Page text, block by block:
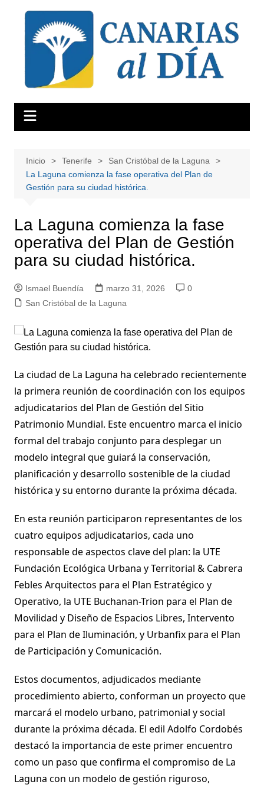
contenido
Inicio Tenerife
San Cristóbal de la Laguna
La Laguna comienza la fase operativa del Plan de
Gestión para su ciudad histórica.
La Laguna comienza la fase
operativa del Plan de Gestión
para su ciudad histórica.
Ismael Buendía marzo 31, 2026
0
San Cristóbal de la Laguna
La ciudad de La Laguna ha celebrado recientemente
la primera reunión de coordinación con los equipos
adjudicatarios del Plan de Gestión del Sitio
Patrimonio Mundial. Este encuentro marca el inicio
formal del trabajo conjunto para desplegar un
modelo integral que guiará la conservación,
planificación y desarrollo sostenible de la ciudad
histórica y su entorno durante la próxima década.
En esta reunión participaron representantes de los
cuatro equipos adjudicatarios, cada uno
responsable de aspectos clave del plan: la UTE
Fundación Ecológica Urbana y Territorial & Cabrera
Febles Arquitectos para el Plan Estratégico y
Operativo, la UTE Buchanan-Trion para el Plan de
Movilidad y Diseño de Espacios Libres, Intervento
para el Plan de Iluminación, y Urbanfix para el Plan
de Participación y Comunicación.
Estos documentos, adjudicados mediante
procedimiento abierto, conforman un proyecto que
marcará el modelo urbano, patrimonial y social
durante la próxima década. El edil Adolfo Cordobés
destacó la importancia de este primer encuentro
como un paso que confirma el compromiso de La
Laguna con un modelo de gestión riguroso,